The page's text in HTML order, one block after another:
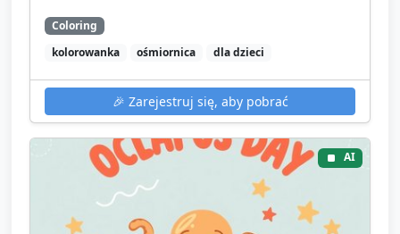
Coloring
kolorowanka
ośmiornica dla dzieci
🎉 Zarejestruj się, aby pobrać
AI